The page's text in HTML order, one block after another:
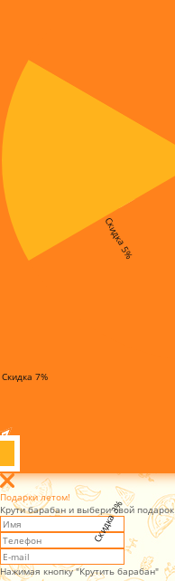
Скидка 3%
Скидка 7%
Скидка 5%
Подарки летом!
Крути барабан и выбери свой подарок
Нажимая кнопку "Крутить барабан"